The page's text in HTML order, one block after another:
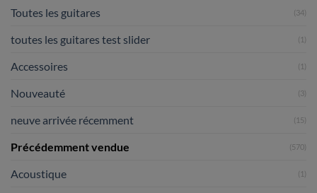
Toutes les guitares (34)
toutes les guitares test slider (1)
Accessoires (1)
Nouveauté (3)
neuve arrivée récemment (15)
Précédemment vendue (570)
Acoustique (1)